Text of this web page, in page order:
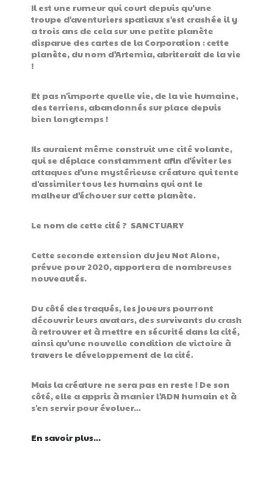
Il est une rumeur qui court depuis qu'une
troupe d'aventuriers spatiaux s'est crashée il y
a trois ans de cela sur une petite planète
disparue des cartes de la Corporation : cette
planète, du nom d'Artemia, abriterait de la vie
!
Et pas n'importe quelle vie, de la vie humaine,
des terriens, abandonnés sur place depuis
bien longtemps !
Ils auraient même construit une cité volante,
qui se déplace constamment afin d'éviter les
attaques d'une mystérieuse créature qui tente
d'assimiler tous les humains qui ont le
malheur d'échouer sur cette planète.
Le nom de cette cité ? SANCTUARY
Cette seconde extension du jeu Not Alone,
prévue pour 2020, apportera de nombreuses
nouveautés.
Du côté des traqués, les joueurs pourront
découvrir leurs avatars, des survivants du crash
à retrouver et à mettre en sécurité dans la cité,
ainsi qu'une nouvelle condition de victoire à
travers le développement de la cité.
Mais la créature ne sera pas en reste ! De son
côté, elle a appris à manier l'ADN humain et à
s'en servir pour évoluer...
En savoir plus...